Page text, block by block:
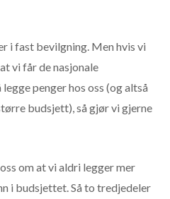
i fast bevilgning. Men hvis vi
vi får de nasjonale
penger hos oss (og altså
budsjett), så gjør vi gjerne
om at vi aldri legger mer
i budsjettet. Så to tredjedeler